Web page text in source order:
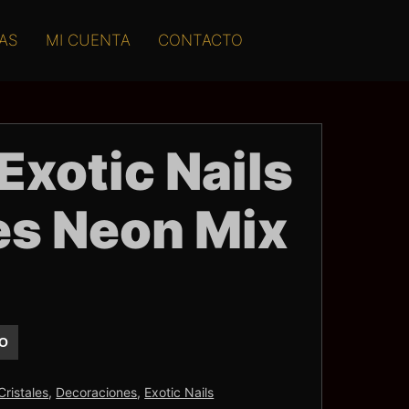
MI CUENTA CONTACTO
Nails
Neon Mix
, Decoraciones, Exotic Nails